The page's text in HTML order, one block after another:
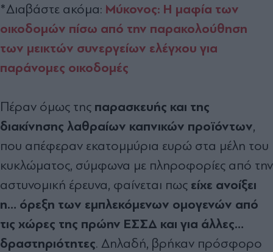
*Διαβάστε ακόμα: Μύκονος: Η μαφία των
οικοδομών πίσω από την παρακολούθηση
των μεικτών συνεργείων ελέγχου για
παράνομες οικοδομές
Πέραν όμως της παρασκευής και της
διακίνησης λαθραίων καπνικών προϊόντων,
που απέφεραν εκατομμύρια ευρώ στα μέλη του
κυκλώματος, σύμφωνα με πληροφορίες από την
αστυνομική έρευνα, φαίνεται πως είχε ανοίξει
η… όρεξη των εμπλεκόμενων ομογενών από
τις χώρες της πρώην ΕΣΣΔ και για άλλες…
δραστηριότητες. Δηλαδή, βρήκαν πρόσφορο